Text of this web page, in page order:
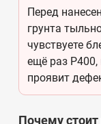
Перед
грунта
чувствуете
ещё раз Р400,
проявит
Почему стоит